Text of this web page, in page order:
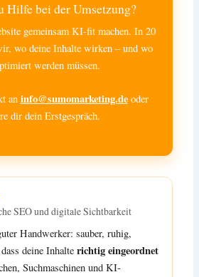
Hilfe bei der Umsetzung?
gemeinsam KI-fit machen. In 20
wo deine Inhalte wirken – und wo
werden müssen.
an info@sumomarketing.deoder
dir dein Erstgespräch.
SEO und digitale Sichtbarkeit
Handwerker: sauber, ruhig,
deine Inhalte richtig eingeordnet
Suchmaschinen und KI-